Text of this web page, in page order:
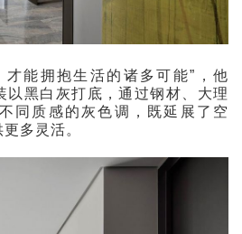
才能拥抱生活的诸多可能”，他
以黑白灰打底，通过钢材、大理
同质感的灰色调，既延展了空
多灵活。